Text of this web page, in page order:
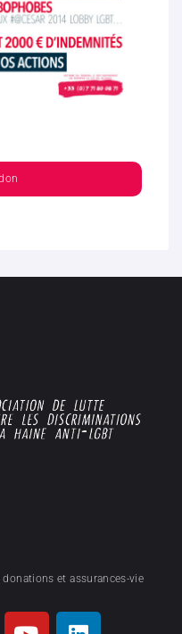
et assurances-vie